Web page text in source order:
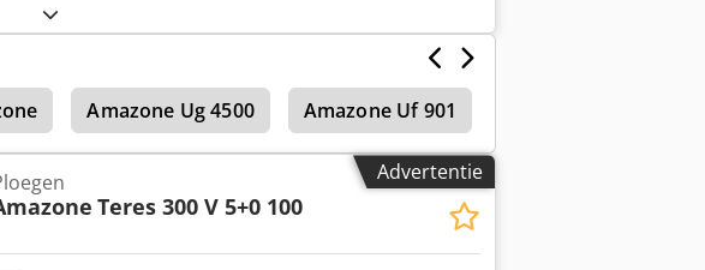
Amazone Ug 4500 Amazone Uf 901
Advertentie
Teres 300 V 5+0 100